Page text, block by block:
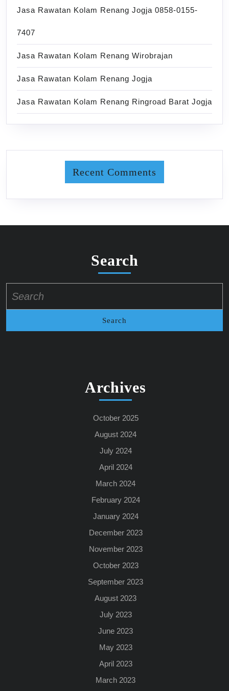
Jasa Rawatan Kolam Renang Jogja 0858-0155-
7407
Jasa Rawatan Kolam Renang Wirobrajan
Jasa Rawatan Kolam Renang Jogja
Jasa Rawatan Kolam Renang Ringroad Barat Jogja
Recent Comments
Search
for:
Archives
October 2025
August 2024
July 2024
April 2024
March 2024
February 2024
January 2024
December 2023
November 2023
October 2023
September 2023
August 2023
July 2023
June 2023
May 2023
April 2023
March 2023